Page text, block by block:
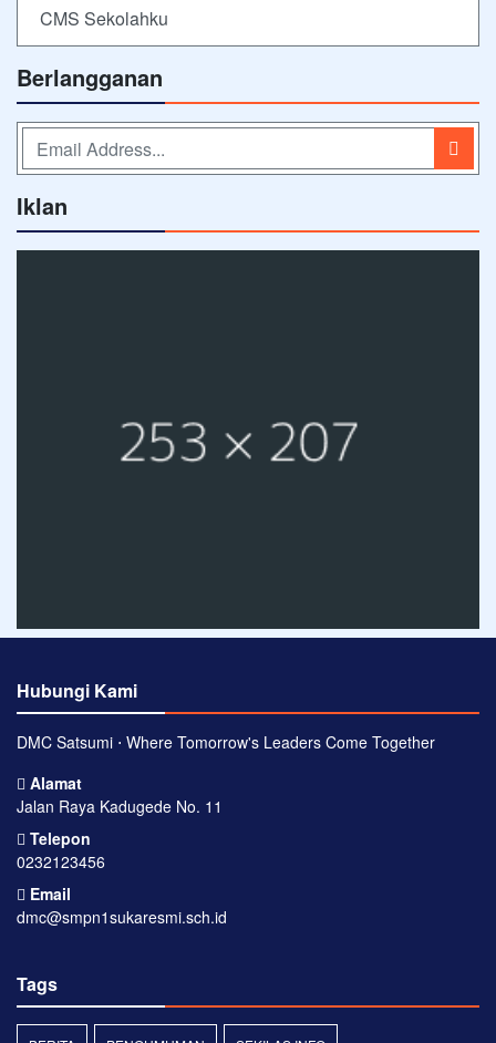
CMS Sekolahku
Berlangganan
Iklan
Hubungi Kami
DMC Satsumi ⋅ Where Tomorrow's Leaders Come Together
Alamat
Jalan Raya Kadugede No. 11
Telepon
0232123456
Email
dmc@smpn1sukaresmi.sch.id
Tags